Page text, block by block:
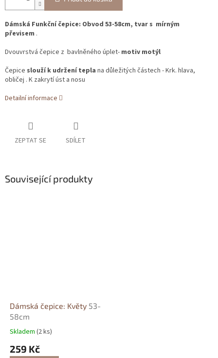
Dámská Funkční čepice: Obvod 53-58cm, tvar s mírným
převisem .
Dvouvrstvá čepice z bavlněného úplet- motiv motýl
Čepice slouží k udržení tepla na důležitých částech - Krk. hlava,
obličej . K zakrytí úst a nosu
Detailní informace
ZEPTAT SE SDÍLET
Související produkty
Dámská čepice: Květy 53-
58cm
Skladem (2 ks)
259 Kč